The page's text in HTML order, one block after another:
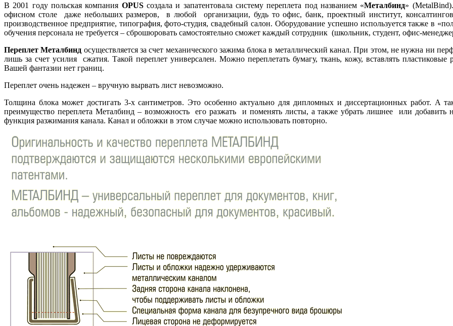
В 2001 году польская компания OPUSсоздала и запатентовала систему переплета под названием «Металбинд»
офисном столе даже небольших размеров, в любой организации, будь то офис, банк, проектный институт,
производственное предприятие, типография, фото-студия, свадебный салон. Оборудование успешно используется также в
обучения персонала не требуется – сброшюровать самостоятельно сможет каждый сотрудник (школьник, студент, офис-
Переплет Металбинд осуществляется за счет механического зажима блока в металлический канал. При этом, не нужна ни
лишь за счет усилия сжатия. Такой переплет универсален. Можно переплетать бумагу, ткань, кожу, вставлять
Вашей фантазии нет границ.
Переплет очень надежен – вручную вырвать лист невозможно.
Толщина блока может достигать 3-х сантиметров. Это особенно актуально для дипломных и диссертационных работ. А
преимущество переплета Металбинд – возможность его разжать и поменять листы, а также убрать лишнее или добавить
функция разжимания канала. Канал и обложки в этом случае можно использовать повторно.